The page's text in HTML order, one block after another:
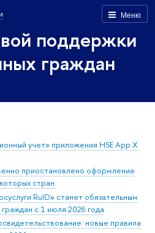
Меню
поддержки
граждан
учет» приложения HSE App X
приостановлено оформление
стран.
RuID» станет обязательным
с 1 июля 2026 года
новые правила